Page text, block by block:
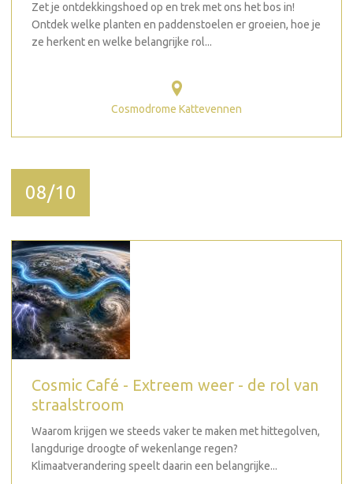
Zet je ontdekkingshoed op en trek met ons het bos in!
Ontdek welke planten en paddenstoelen er groeien, hoe je
ze herkent en welke belangrijke rol...
Cosmodrome Kattevennen
08/10
Cosmic Café - Extreem weer - de rol van
straalstroom
Waarom krijgen we steeds vaker te maken met hittegolven,
langdurige droogte of wekenlange regen?
Klimaatverandering speelt daarin een belangrijke...